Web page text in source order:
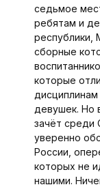
седьмое
ребятам и
республики,
сборные
которые
девушек. Но
зачёт среди
уверенно
России,
которых не
нашими.